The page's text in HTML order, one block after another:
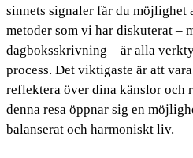
sinnets signaler får du möjlighet
metoder som vi har diskuterat –
dagboksskrivning – är alla
process. Det viktigaste är att
reflektera över dina känslor och
denna resa öppnar sig en
balanserat och harmoniskt liv.